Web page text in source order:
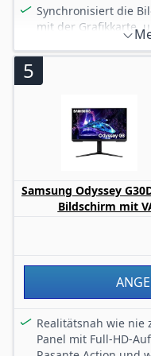
Synchronisiert die
mit der Grafikkarte,
Augenfreundlich:
Höhenverstellung –
5
Samsung Odyssey
Bildschirm mit
Bildwiederholrate
AMD FreeSync,
Realitätsnah wie nie
Panel mit Full-HD-